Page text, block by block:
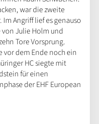
war die zweite
Angriff lief es genauso
Julie Holm und
Tore Vorsprung.
vor dem Ende noch ein
HC siegte mit
für einen
der EHF European